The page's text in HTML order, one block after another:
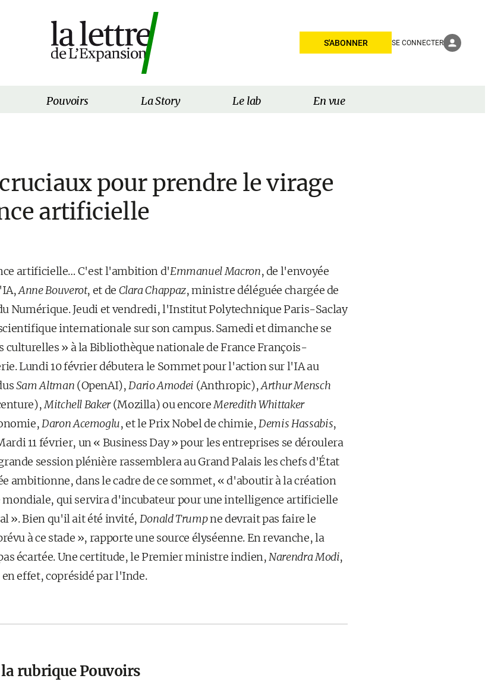
S'ABONNER SE CONNECTER
Pouvoirs La Story Le lab En vue
pour prendre le virage
artificielle
artificielle… C'est l'ambition d'Emmanuel Macron, de l'envoyée
Anne Bouverot, et de Clara Chappaz, ministre déléguée chargée de
Numérique. Jeudi et vendredi, l'Institut Polytechnique Paris-Saclay
internationale sur son campus. Samedi et dimanche se
» à la Bibliothèque nationale de France François-
Lundi 10 février débutera le Sommet pour l'action sur l'IA au
Sam Altman (OpenAI),Dario Amodei (Anthropic),Arthur Mensch
Mitchell Baker(Mozilla) ou encoreMeredith Whittaker
Daron Acemoglu, et le Prix Nobel de chimie,Demis Hassabis,
11 février, un « Business Day » pour les entreprises se déroulera
session plénière rassemblera au Grand Palais les chefs d'État
ambitionne, dans le cadre de ce sommet, « d'aboutir à la création
qui servira d'incubateur pour une intelligence artificielle
». Bien qu'il ait été invité, Donald Trumpne devrait pas faire le
à ce stade », rapporte une source élyséenne. En revanche, la
écartée. Une certitude, le Premier ministre indien,Narendra Modi,
effet, coprésidé par l'Inde.
rubrique Pouvoirs